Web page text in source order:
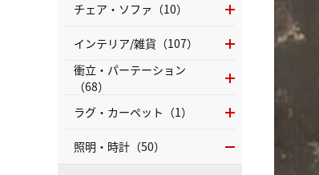
チェア・ソファ（10）
インテリア/雑貨（107）
衝立・パーテーション
（68）
ラグ・カーペット（1）
照明・時計（50）